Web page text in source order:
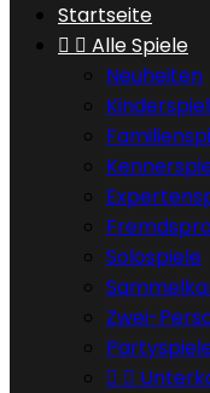
Startseite
  Alle Spiele
Neuheiten
Solospiele
Zwei-
 